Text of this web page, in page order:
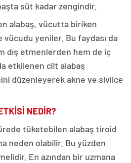
süt kadar zengindir.
alabaş, vücutta biriken
yeniler. Bu faydası da
dış etmenlerden hem de iç
etkilenen cilt alabaş
düzenleyerek akne ve sivilce
NEDİR?
tüketebilen alabaş tiroid
neden olabilir. Bu yüzden
En azından bir uzmana